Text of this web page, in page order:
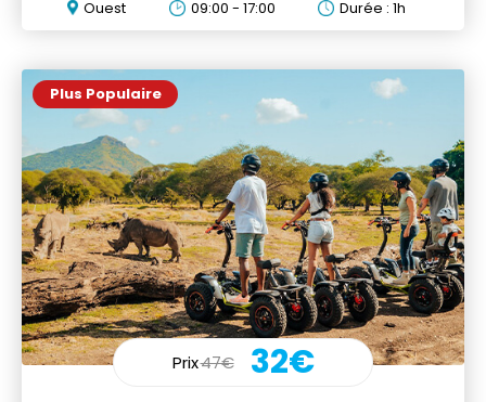
Ouest 09:00 - 17:00 Durée : 1h
Plus Populaire
Prix47€ 32€